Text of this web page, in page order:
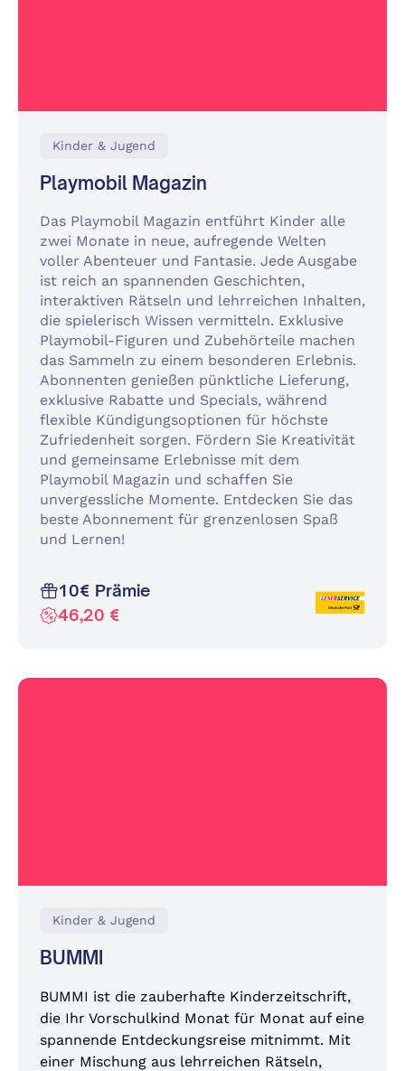
Kinder & Jugend
Playmobil Magazin
Das Playmobil Magazin entführt Kinder alle
zwei Monate in neue, aufregende Welten
voller Abenteuer und Fantasie. Jede Ausgabe
ist reich an spannenden Geschichten,
interaktiven Rätseln und lehrreichen Inhalten,
die spielerisch Wissen vermitteln. Exklusive
Playmobil-Figuren und Zubehörteile machen
das Sammeln zu einem besonderen Erlebnis.
Abonnenten genießen pünktliche Lieferung,
exklusive Rabatte und Specials, während
flexible Kündigungsoptionen für höchste
Zufriedenheit sorgen. Fördern Sie Kreativität
und gemeinsame Erlebnisse mit dem
Playmobil Magazin und schaffen Sie
unvergessliche Momente. Entdecken Sie das
beste Abonnement für grenzenlosen Spaß
und Lernen!
10€ Prämie
46,20 €
Kinder & Jugend
BUMMI
BUMMI ist die zauberhafte Kinderzeitschrift,
die Ihr Vorschulkind Monat für Monat auf eine
spannende Entdeckungsreise mitnimmt. Mit
einer Mischung aus lehrreichen Rätseln,